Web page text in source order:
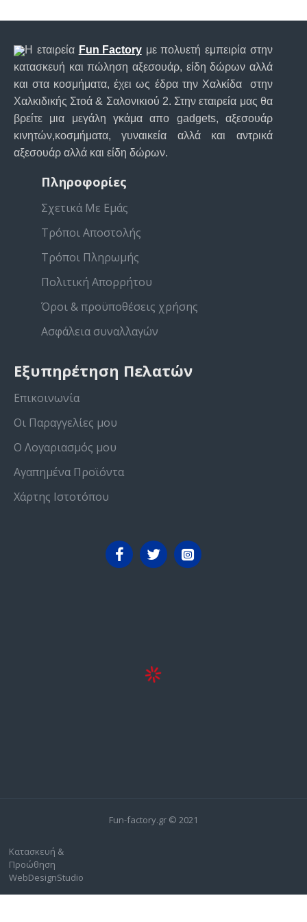
Η εταιρεία Fun Factory με πολυετή εμπειρία στην
κατασκευή και πώληση αξεσουάρ, είδη δώρων αλλά
και στα κοσμήματα, έχει ως έδρα την Χαλκίδα στην
Χαλκιδικής Στοά & Σαλονικιού 2. Στην εταιρεία μας θα
βρείτε μια μεγάλη γκάμα απο gadgets, αξεσουάρ
κινητών,κοσμήματα, γυναικεία αλλά και αντρικά
αξεσουάρ αλλά και είδη δώρων.
Πληροφορίες
Σχετικά Με Εμάς
Τρόποι Αποστολής
Τρόποι Πληρωμής
Πολιτική Απορρήτου
Όροι & προϋποθέσεις χρήσης
Ασφάλεια συναλλαγών
Εξυπηρέτηση Πελατών
Επικοινωνία
Οι Παραγγελίες μου
Ο Λογαριασμός μου
Αγαπημένα Προϊόντα
Χάρτης Ιστοτόπου
Fun-factory.gr © 2021
Κατασκευή &
Προώθηση
WebDesignStudio